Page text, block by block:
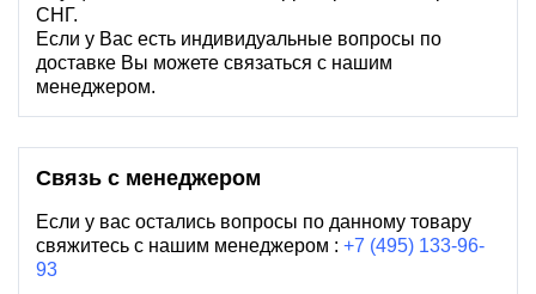
СНГ.
Если у Вас есть индивидуальные вопросы по
доставке Вы можете связаться с нашим
менеджером.
Связь с менеджером
Если у вас остались вопросы по данному товару
свяжитесь с нашим менеджером : +7 (495) 133-96-
93